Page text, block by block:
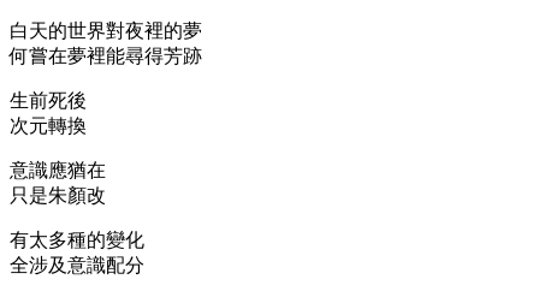
白天的世界對夜裡的夢
何嘗在夢裡能尋得芳跡
生前死後
次元轉換
意識應猶在
只是朱顏改
有太多種的變化
全涉及意識配分